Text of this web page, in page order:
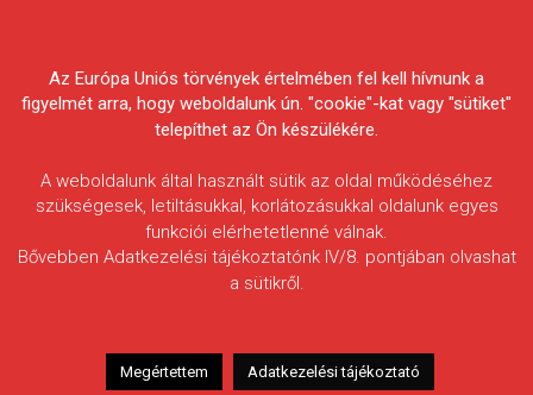
Egyesületek Szövetsége
HÍREK
Horgász területi engedélyárak
2011.12.02. morneo.it
Az Európa Uniós törvények értelmében fel kell hívnunk a
figyelmét arra, hogy weboldalunk ún. "cookie"-kat vagy "sütiket"
telepíthet az Ön készülékére.
A weboldalunk által használt sütik az oldal működéséhez
szükségesek, letiltásukkal, korlátozásukkal oldalunk egyes
funkciói elérhetetlenné válnak.
Bővebben Adatkezelési tájékoztatónk IV/8. pontjában olvashat
a sütikről.
Megértettem Adatkezelési tájékoztató